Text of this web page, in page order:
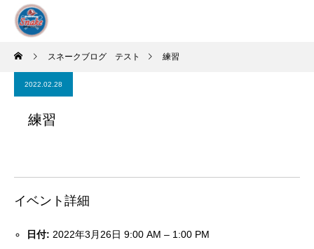
スネークブログ テスト 練習
2022.02.28
練習
イベント詳細
日付: 2022年3月26日 9:00 AM – 1:00 PM